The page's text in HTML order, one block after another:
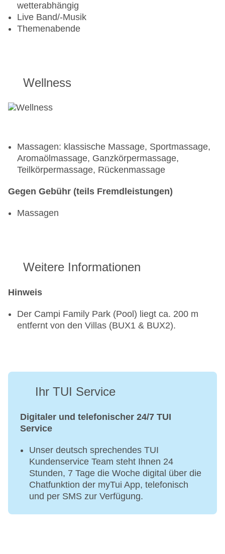
wetterabhängig
Live Band/-Musik
Themenabende
Wellness
Massagen: klassische Massage, Sportmassage,
Aromaölmassage, Ganzkörpermassage,
Teilkörpermassage, Rückenmassage
Gegen Gebühr (teils Fremdleistungen)
Massagen
Weitere Informationen
Hinweis
Der Campi Family Park (Pool) liegt ca. 200 m
entfernt von den Villas (BUX1 & BUX2).
Ihr TUI Service
Digitaler und telefonischer 24/7 TUI
Service
Unser deutsch sprechendes TUI
Kundenservice Team steht Ihnen 24
Stunden, 7 Tage die Woche digital über die
Chatfunktion der myTui App, telefonisch
und per SMS zur Verfügung.